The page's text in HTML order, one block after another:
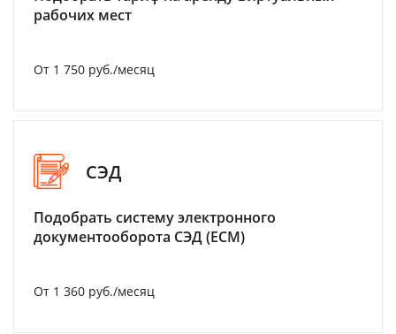
рабочих мест
От 1 750 руб./месяц
СЭД
Подобрать систему электронного
документооборота СЭД (ECM)
От 1 360 руб./месяц